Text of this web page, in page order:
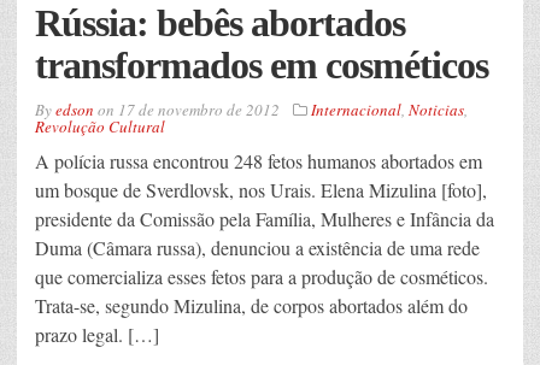
Rússia: bebês abortados
transformados em cosméticos
Byedson on 17 de novembro de 2012 Internacional, Noticias,
Revolução Cultural
A polícia russa encontrou 248 fetos humanos abortados em
um bosque de Sverdlovsk, nos Urais. Elena Mizulina [foto],
presidente da Comissão pela Família, Mulheres e Infância da
Duma (Câmara russa), denunciou a existência de uma rede
que comercializa esses fetos para a produção de cosméticos.
Trata-se, segundo Mizulina, de corpos abortados além do
prazo legal. […]